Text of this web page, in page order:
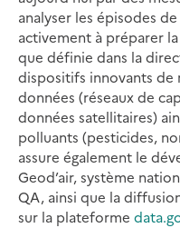
analyser les épisodes
activement à préparer
que définie dans la
dispositifs innovants
données (réseaux de
données satellitaires)
polluants (pesticides,
assure également le
Geod’air, système
QA, ainsi que la
sur la plateforme